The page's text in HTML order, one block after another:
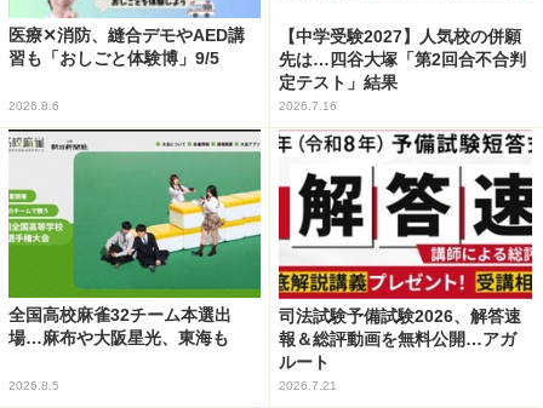
医療✕消防、縫合デモやAED講
習も「おしごと体験博」9/5
2026.8.6
【中学受験2027】人気校の併願
先は…四谷大塚「第2回合不合判
定テスト」結果
2026.7.16
全国高校麻雀32チーム本選出
場…麻布や大阪星光、東海も
2026.8.5
司法試験予備試験2026、解答速
報＆総評動画を無料公開…アガ
ルート
2026.7.21